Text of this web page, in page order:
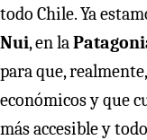
todo Chile. Ya
Nui, en la
para que,
económicos y que
más accesible y